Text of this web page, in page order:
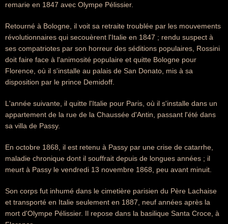
remarie en 1847 avec Olympe Pélissier.
Retourné à Bologne, il voit sa retraite troublée par les mouvements
révolutionnaires qui secouèrent l'Italie en 1847 ; rendu suspect à
ses compatriotes par son horreur des séditions populaires, Rossini
doit faire face à l'animosité populaire et quitte Bologne pour
Florence, où il s'installe au palais de San Donato, mis à sa
disposition par le prince Demidoff.
L'année suivante, il quitte l'Italie pour Paris, où il s'installe dans un
appartement de la rue de la Chaussée d'Antin, passant l'été dans
sa villa de Passy.
En octobre 1868, il est retenu à Passy par une crise de catarrhe,
maladie chronique dont il souffrait depuis de longues années ; il
meurt à Passy le vendredi 13 novembre 1868, peu avant minuit.
Son corps fut inhumé dans le cimetière parisien du Père Lachaise
et transporté en Italie seulement en 1887, neuf années après la
mort d'Olympe Pélissier. Il repose dans la basilique Santa Croce, à